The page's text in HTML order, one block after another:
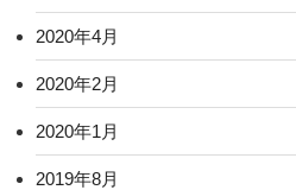
2020年4月
2020年2月
2020年1月
2019年8月